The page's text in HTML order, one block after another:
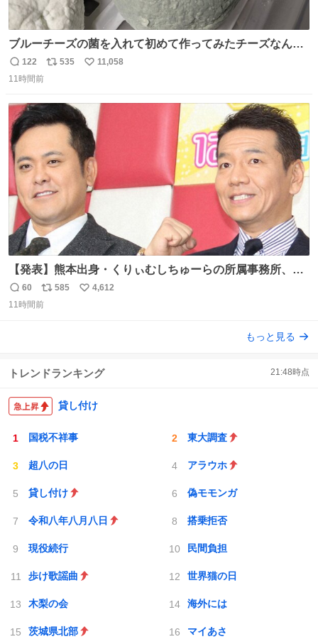
ブルーチーズの菌を入れて初めて作ってみたチーズなんだ
けど 本能でちょっとヤバいと思っちゃう見た目だな
返
信
122
リ
ト
数
535
い
数
11,058
11時間前
【発表】熊本出身・くりぃむしちゅーらの所属事務所、被
災地に義援金寄付 news.livedoor.com/article/detail… くり
ぃむしちゅーやマツコ、有働由美子らが所属する芸能事務
本地震の被災地支援のため義援金を寄付したことを公表し
返
信
60
リ
ポ
585
い
4,612
11時間前
もっと見る
トレンドランキング 21:48時点
貸し付け
国税不祥事 東大調査
超八の日 アラウホ
貸し付け 偽モモンガ
令和八年八月八日 搭乗拒否
現役続行 民間負担
歩け歌謡曲 世界猫の日
木梨の会 海外には
茨城県北部 マイあさ